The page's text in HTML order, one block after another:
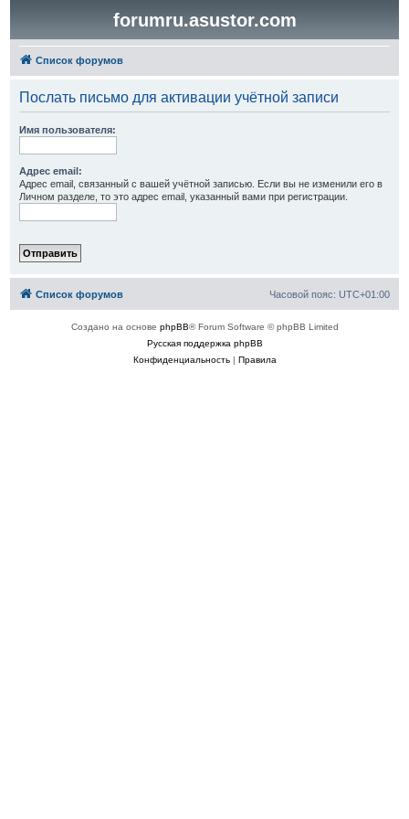
forumru.asustor.com
Список форумов
Послать письмо для активации учётной записи
Имя пользователя:
Адрес email:
Адрес email, связанный с вашей учётной записью. Если вы не изменили его в
Личном разделе, то это адрес email, указанный вами при регистрации.
Список форумов Часовой пояс: UTC+01:00
Создано на основе phpBB® Forum Software © phpBB Limited
Русская поддержка phpBB
Конфиденциальность| Правила